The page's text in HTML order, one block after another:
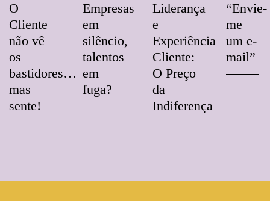
O
Cliente
não vê
os
bastidores…
mas
sente!
Empresas
em
silêncio,
talentos
em
fuga?
Liderança
e
Experiência
Cliente:
O Preço
da
Indiferença
“Envie-
me
um e-
mail”